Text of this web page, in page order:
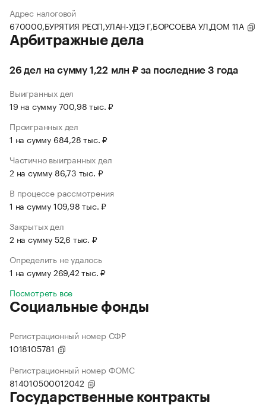
Адрес налоговой
670000,БУРЯТИЯ РЕСП,УЛАН-УДЭ Г,БОРСОЕВА УЛ,ДОМ 11А
Арбитражные дела
26 дел на сумму 1,22 млн ₽ за последние 3 года
Выигранных дел
19 на сумму 700,98 тыс. ₽
Проигранных дел
1 на сумму 684,28 тыс. ₽
Частично выигранных дел
2 на сумму 86,73 тыс. ₽
В процессе рассмотрения
1 на сумму 109,98 тыс. ₽
Закрытых дел
2 на сумму 52,6 тыс. ₽
Определить не удалось
1 на сумму 269,42 тыс. ₽
Посмотреть все
Социальные фонды
Регистрационный номер СФР
1018105781
Регистрационный номер ФОМС
814010500012042
Государственные контракты